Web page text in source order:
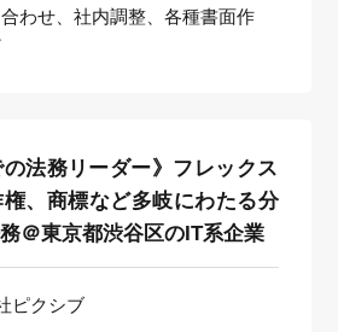
わせ、社内調整、各種書面作
の法務リーダー》フレックス
、商標など多岐にわたる分
＠東京都渋谷区のIT系企業
ピクシブ